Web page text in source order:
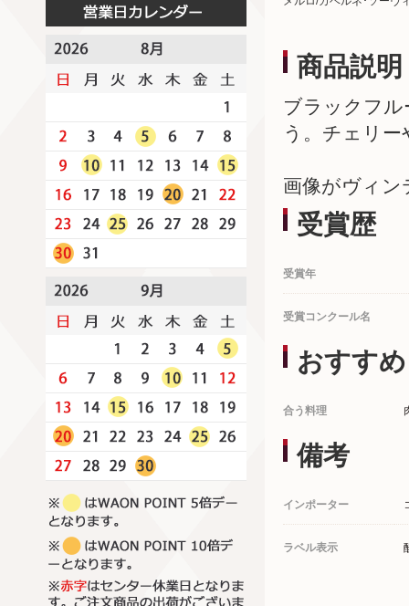
商品説明
ブラックフ
う。チェリ
画像がヴィン
受賞歴
受賞年
受賞コンクール名
おすすめ
合う料理
備考
インポーター
ラベル表示